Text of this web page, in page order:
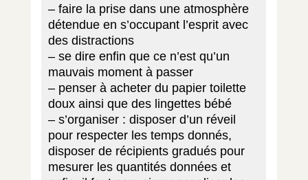
– faire la prise dans une atmosphère
détendue en s’occupant l’esprit avec
des distractions
– se dire enfin que ce n’est qu’un
mauvais moment à passer
– penser à acheter du papier toilette
doux ainsi que des lingettes bébé
– s’organiser : disposer d’un réveil
pour respecter les temps donnés,
disposer de récipients gradués pour
mesurer les quantités données et